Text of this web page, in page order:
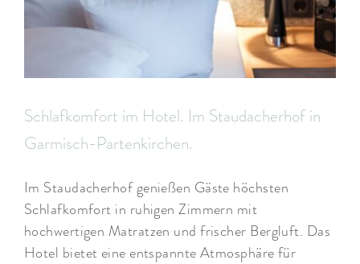
Schlafkomfort im Hotel. Im Staudacherhof in
Garmisch-Partenkirchen.
Im Staudacherhof genießen Gäste höchsten
Schlafkomfort in ruhigen Zimmern mit
hochwertigen Matratzen und frischer Bergluft. Das
Hotel bietet eine entspannte Atmosphäre für